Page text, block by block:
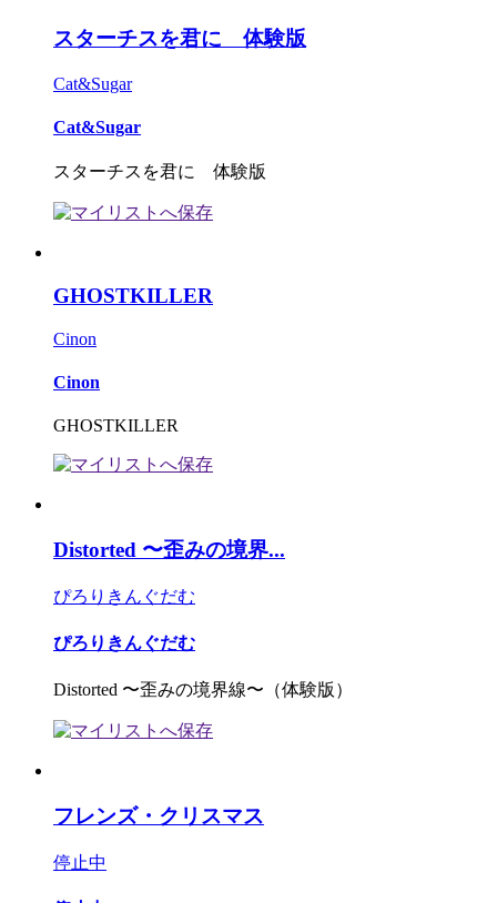
スターチスを君に 体験版
Cat&Sugar
Cat&Sugar
スターチスを君に 体験版
GHOSTKILLER
Cinon
Cinon
GHOSTKILLER
Distorted 〜歪みの境界...
ぴろりきんぐだむ
ぴろりきんぐだむ
Distorted 〜歪みの境界線〜（体験版）
フレンズ・クリスマス
停止中